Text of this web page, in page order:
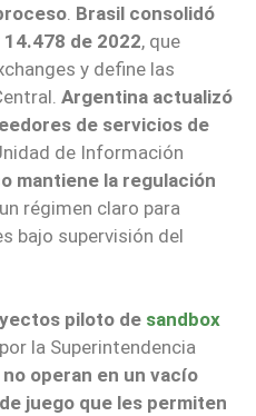
Brasil consolidó
de 2022, que
y define las
Argentina actualizó
de servicios de
de Información
mantiene la regulación
régimen claro para
bajo supervisión del
piloto de sandbox
la Superintendencia
operan en un vacío
juego que les permiten